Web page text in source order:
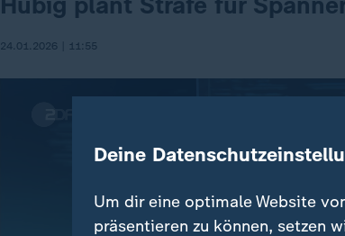
24.01.2026 | 11:55
Deine
Um dir eine optimale Website
präsentieren zu können, setzen